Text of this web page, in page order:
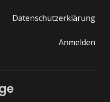
Datenschutzerklärung
Anmelden